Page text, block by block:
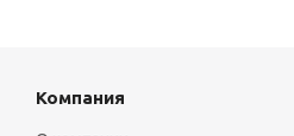
Компания